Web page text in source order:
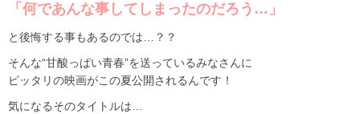
「何であんな事してしまったのだろう…」
と後悔する事もあるのでは…？？
そんな“甘酸っぱい青春”を送っているみなさんに
ピッタリの映画がこの夏公開されるんです！
気になるそのタイトルは…